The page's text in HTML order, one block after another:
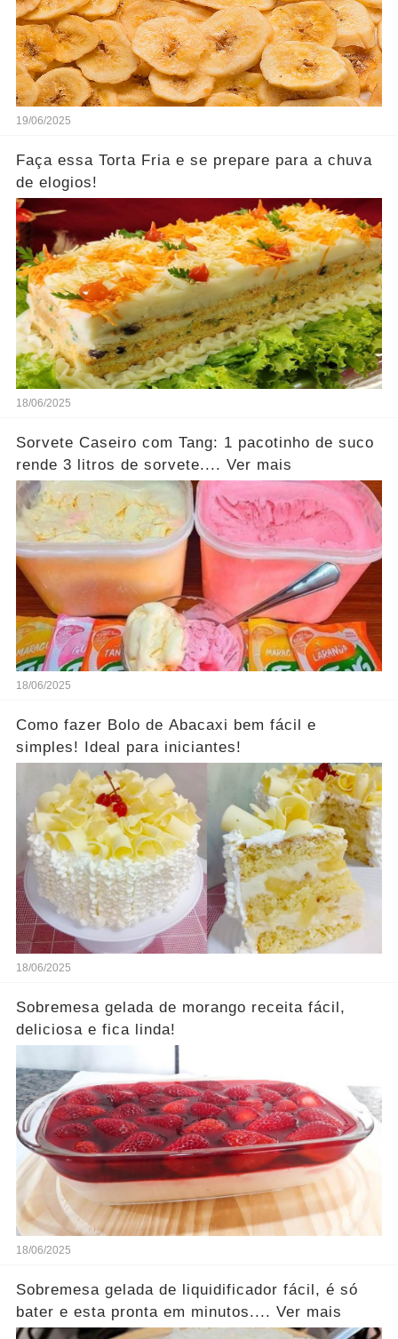
19/06/2025
Faça essa Torta Fria e se prepare para a chuva
de elogios!
18/06/2025
Sorvete Caseiro com Tang: 1 pacotinho de suco
rende 3 litros de sorvete.... Ver mais
18/06/2025
Como fazer Bolo de Abacaxi bem fácil e
simples! Ideal para iniciantes!
18/06/2025
Sobremesa gelada de morango receita fácil,
deliciosa e fica linda!
18/06/2025
Sobremesa gelada de liquidificador fácil, é só
bater e esta pronta em minutos.... Ver mais